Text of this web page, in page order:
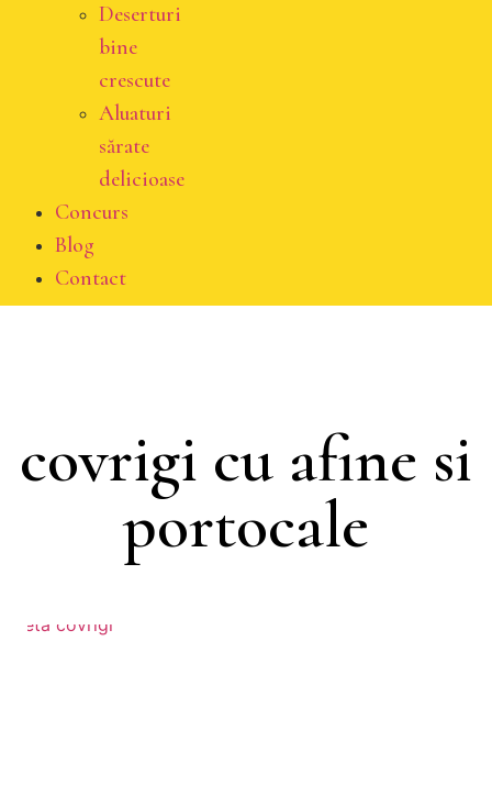
Deserturi
bine
crescute
Aluaturi
sărate
delicioase
Concurs
Blog
Contact
covrigi cu afine si
portocale